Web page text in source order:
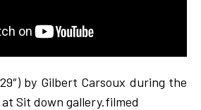
by Gilbert Carsoux during the
Sit down gallery.filmed